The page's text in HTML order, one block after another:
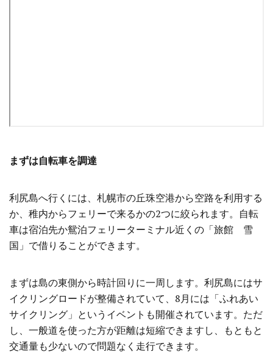
まずは自転車を調達
利尻島へ行くには、札幌市の丘珠空港から空路を利用する
か、稚内からフェリーで来るかの2つに絞られます。自転
車は宿泊先か鴛泊フェリーターミナル近くの「旅館 雪
国」で借りることができます。
まずは島の東側から時計回りに一周します。利尻島にはサ
イクリングロードが整備されていて、8月には「ふれあい
サイクリング」というイベントも開催されています。ただ
し、一般道を使った方が距離は短縮できますし、もともと
交通量も少ないので問題なく走行できます。